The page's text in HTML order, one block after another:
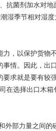
抗菌剂加水对
湿季节相对湿
，以保护货物
情。因此，出
求就是要有较
在选择出口木
外部力量之间